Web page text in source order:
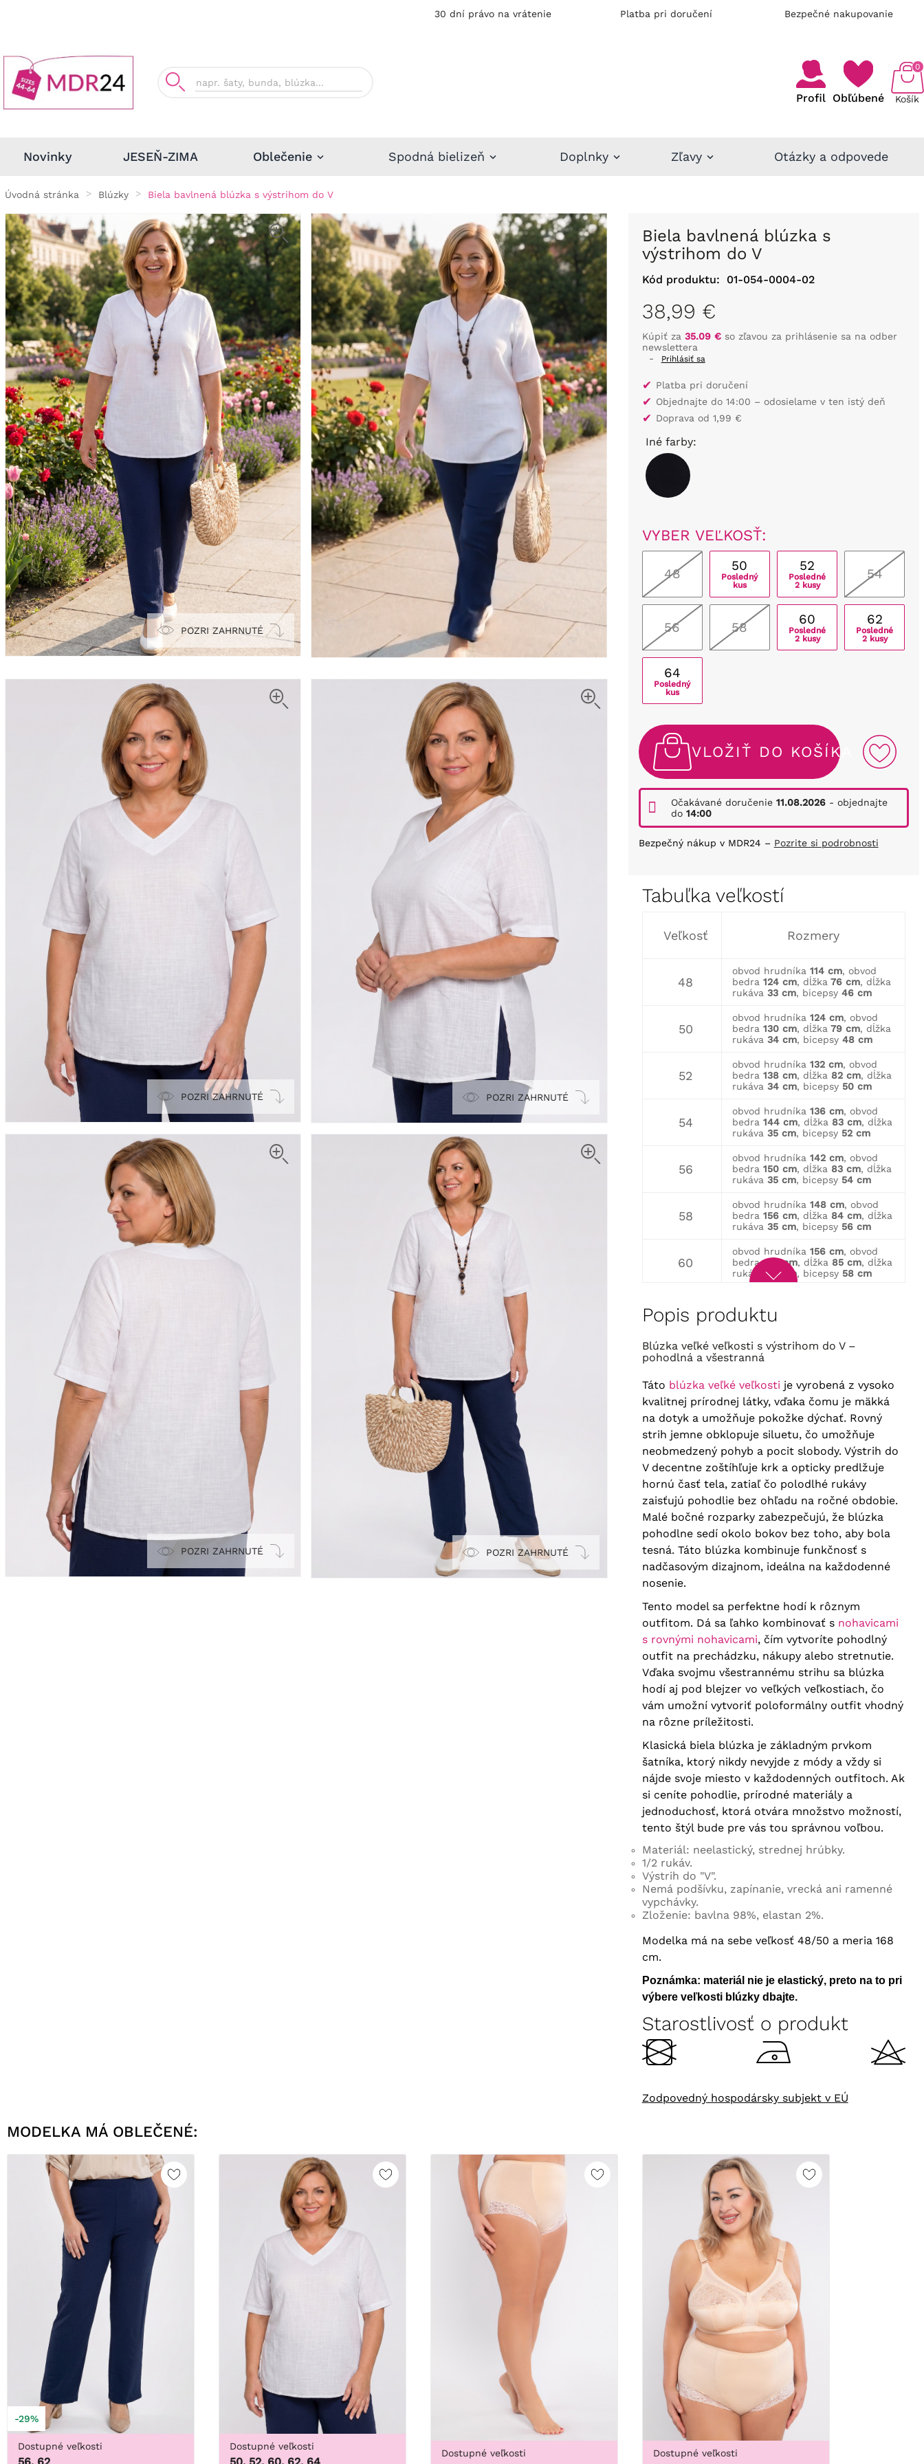
30 dní právo na vrátenie Platba pri doručení Bezpečné nakupovanie
Profil Obľúbené Košík
0
Novinky JESEŇ-ZIMA Oblečenie Spodná bielizeň Doplnky Zľavy Otázky a odpovede
Úvodná stránka Blúzky Biela bavlnená blúzka s výstrihom do V
POZRI ZAHRNUTÉ
POZRI ZAHRNUTÉ POZRI ZAHRNUTÉ
POZRI ZAHRNUTÉ POZRI ZAHRNUTÉ
Biela bavlnená blúzka s
výstrihom do V
Kód produktu: 01-054-0004-02
38,99 €
Kúpiť za 35.09 €so zľavou za prihlásenie sa na odber
newslettera
-
Prihlásiť sa
✔ Platba pri doručení
✔ Objednajte do 14:00 – odosielame v ten istý deň
✔ Doprava od 1,99 €
Iné farby:
VYBER VEĽKOSŤ:
48
50
Posledný
kus
52
Posledné
2 kusy
54
56 58
60
Posledné
2 kusy
62
Posledné
2 kusy
64
Posledný
kus
VLOŽIŤ DO KOŠÍKA
Očakávané doručenie 11.08.2026- objednajte
do 14:00
Bezpečný nákup v MDR24 – Pozrite si podrobnosti
Tabuľka veľkostí
Veľkosť Rozmery
48
obvod hrudníka 114 cm, obvod
bedra 124 cm, dĺžka 76 cm, dĺžka
rukáva 33 cm, bicepsy 46 cm
50
obvod hrudníka 124 cm, obvod
bedra 130 cm, dĺžka 79 cm, dĺžka
rukáva 34 cm, bicepsy 48 cm
52
obvod hrudníka 132 cm, obvod
bedra 138 cm, dĺžka 82 cm, dĺžka
rukáva 34 cm, bicepsy 50 cm
54
obvod hrudníka 136 cm, obvod
bedra 144 cm, dĺžka 83 cm, dĺžka
rukáva 35 cm, bicepsy 52 cm
56
obvod hrudníka 142 cm, obvod
bedra 150 cm, dĺžka 83 cm, dĺžka
rukáva 35 cm, bicepsy 54 cm
58
obvod hrudníka 148 cm, obvod
bedra 156 cm, dĺžka 84 cm, dĺžka
rukáva 35 cm, bicepsy 56 cm
60
obvod hrudníka 156 cm, obvod
bedra 164 cm, dĺžka 85 cm, dĺžka
rukáva
36 cm, bicepsy 58 cm
62
bedra
rukáva 36 cm
64
obvod hrudníka 170 cm, obvod
bedra 176 cm
Popis produktu
Blúzka veľké veľkosti s výstrihom do V –
pohodlná a všestranná
Táto blúzka veľké veľkosti je vyrobená z vysoko
kvalitnej prírodnej látky, vďaka čomu je mäkká
na dotyk a umožňuje pokožke dýchať. Rovný
strih jemne obklopuje siluetu, čo umožňuje
neobmedzený pohyb a pocit slobody. Výstrih do
V decentne zoštíhľuje krk a opticky predlžuje
hornú časť tela, zatiaľ čo polodlhé rukávy
zaisťujú pohodlie bez ohľadu na ročné obdobie.
Malé bočné rozparky zabezpečujú, že blúzka
pohodlne sedí okolo bokov bez toho, aby bola
tesná. Táto blúzka kombinuje funkčnosť s
nadčasovým dizajnom, ideálna na každodenné
nosenie.
Tento model sa perfektne hodí k rôznym
outfitom. Dá sa ľahko kombinovať s nohavicami
s rovnými nohavicami, čím vytvoríte pohodlný
outfit na prechádzku, nákupy alebo stretnutie.
Vďaka svojmu všestrannému strihu sa blúzka
hodí aj pod blejzer vo veľkých veľkostiach, čo
vám umožní vytvoriť poloformálny outfit vhodný
na rôzne príležitosti.
Klasická biela blúzka je základným prvkom
šatníka, ktorý nikdy nevyjde z módy a vždy si
nájde svoje miesto v každodenných outfitoch. Ak
si ceníte pohodlie, prírodné materiály a
jednoduchosť, ktorá otvára množstvo možností,
tento štýl bude pre vás tou správnou voľbou.
Materiál: neelastický, strednej hrúbky.
1/2 rukáv.
Výstrih do "V".
Nemá podšívku, zapínanie, vrecká ani ramenné
vypchávky.
Zloženie: bavlna 98%, elastan 2%.
Modelka má na sebe veľkosť 48/50 a meria 168
cm.
Poznámka: materiál nie je elastický, preto na to pri
výbere veľkosti blúzky dbajte.
Starostlivosť o produkt
Zodpovedný hospodársky subjekt v EÚ
MODELKA MÁ OBLEČENÉ:
-29%
Dostupné veľkosti Dostupné veľkosti
Dostupné veľkosti Dostupné veľkosti